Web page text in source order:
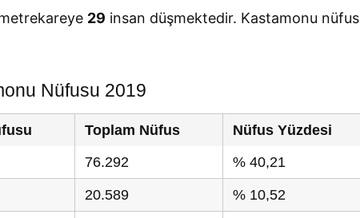
29 insan düşmektedir. Kastamonu nüfus
Nüfusu 2019
Toplam Nüfus
Nüfus Yüzdesi
76.292 % 40,21
20.589 % 10,52